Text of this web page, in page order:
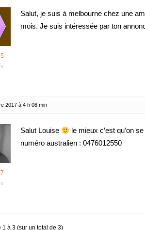
Salut, je suis à melbourne chez une
mois. Je suis intéressée par ton
2017 à 4 h 08 min
Salut Louise
le mieux c’est qu’on
numéro australien : 0476012550
1 à 3 (sur un total de 3)